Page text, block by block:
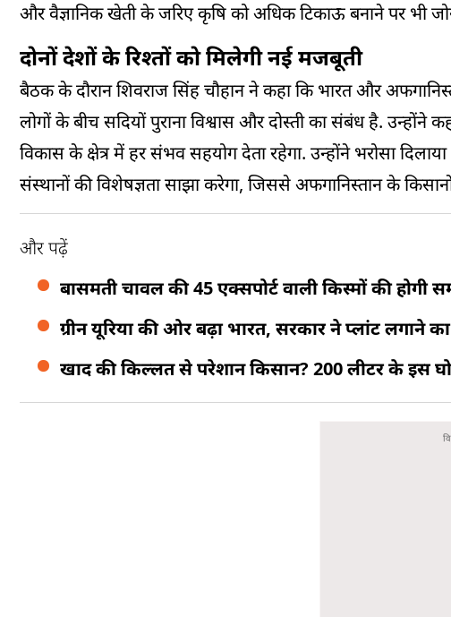
और वैज्ञानिक खेती के जरिए कृषि को अधिक टिकाऊ बनाने पर भी
दोनों देशों के रिश्तों को मिलेगी नई मजबूती
बैठक के दौरान शिवराज सिंह चौहान ने कहा कि भारत और
लोगों के बीच सदियों पुराना विश्वास और दोस्ती का संबंध है.
विकास के क्षेत्र में हर संभव सहयोग देता रहेगा. उन्होंने भरोसा
संस्थानों की विशेषज्ञता साझा करेगा, जिससे अफगानिस्तान के
और पढ़ें
बासमती चावल की 45 एक्सपोर्ट वाली किस्मों की होगी
ग्रीन यूरिया की ओर बढ़ा भारत, सरकार ने प्लांट लगाने
खाद की किल्लत से परेशान किसान? 200 लीटर के इस